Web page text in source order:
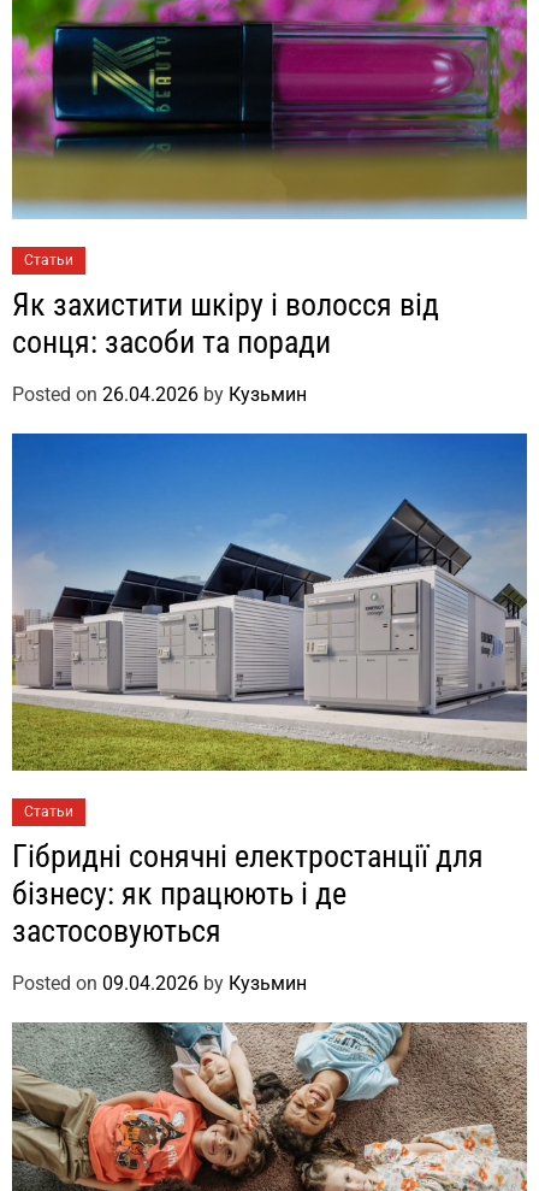
Статьи
Як захистити шкіру і волосся від
сонця: засоби та поради
Posted on 26.04.2026 by Кузьмин
Статьи
Гібридні сонячні електростанції для
бізнесу: як працюють і де
застосовуються
Posted on 09.04.2026 by Кузьмин